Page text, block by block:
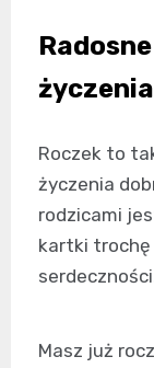
Roczek to
życzenia
rodzicami
kartki trochę
Masz już